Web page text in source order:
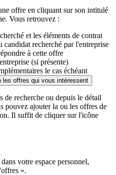
offre en cliquant sur son intitulé
Vous retrouvez :
et les éléments de contrat
recherché par l'entreprise
à cette offre
(si présente)
le cas échéant
les offres qui vous intéressent
de recherche ou depuis le détail
pouvez ajouter la ou les offres de
Il suffit de cliquer sur l'icône
votre espace personnel,
».